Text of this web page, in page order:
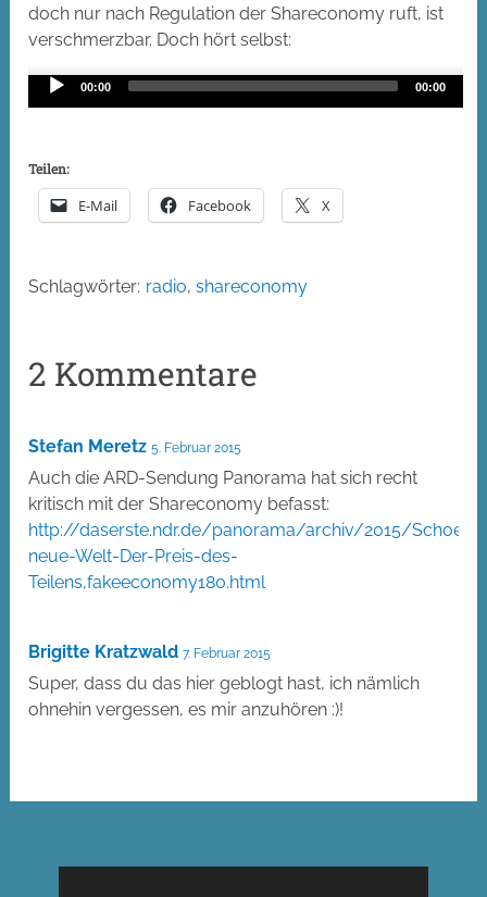
doch nur nach Regulation der Shareconomy ruft, ist
verschmerzbar. Doch hört selbst:
Audio
Player
00:00 00:00
Teilen:
E-Mail Facebook X
Schlagwörter: radio,shareconomy
2 Kommentare
Stefan Meretz 5. Februar 2015
Auch die ARD-Sendung Panorama hat sich recht
kritisch mit der Shareconomy befasst:
http://daserste.ndr.de/panorama/archiv/2015/
neue-Welt-Der-Preis-des-
Teilens,fakeeconomy180.html
Brigitte Kratzwald 7. Februar 2015
Super, dass du das hier geblogt hast, ich nämlich
ohnehin vergessen, es mir anzuhören :)!